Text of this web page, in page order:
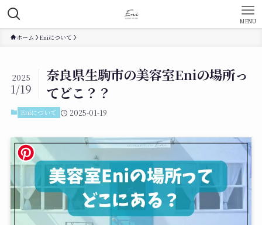
MENU
ホーム Eniについて
奈良県生駒市の美容室Eniの場所っ
てどこ？？
2025
1/19
Eniについて 2025-01-19